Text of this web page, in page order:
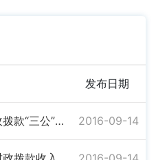
发布日期
2015年度一般公共预算财政拨款“三公”经费支出决算表 2016-09-14